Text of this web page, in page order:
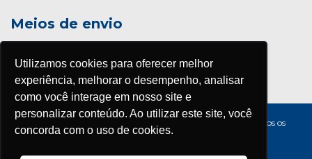
Utilizamos cookies para oferecer melhor
experiência, melhorar o desempenho, analisar
como você interage em nosso site e
personalizar conteúdo. Ao utilizar este site, você
concorda com o uso de cookies.
Meios de envio
Copyright EDITORA ADHONEP - 08882554000171 - 2026. Todos os
direitos reservados.